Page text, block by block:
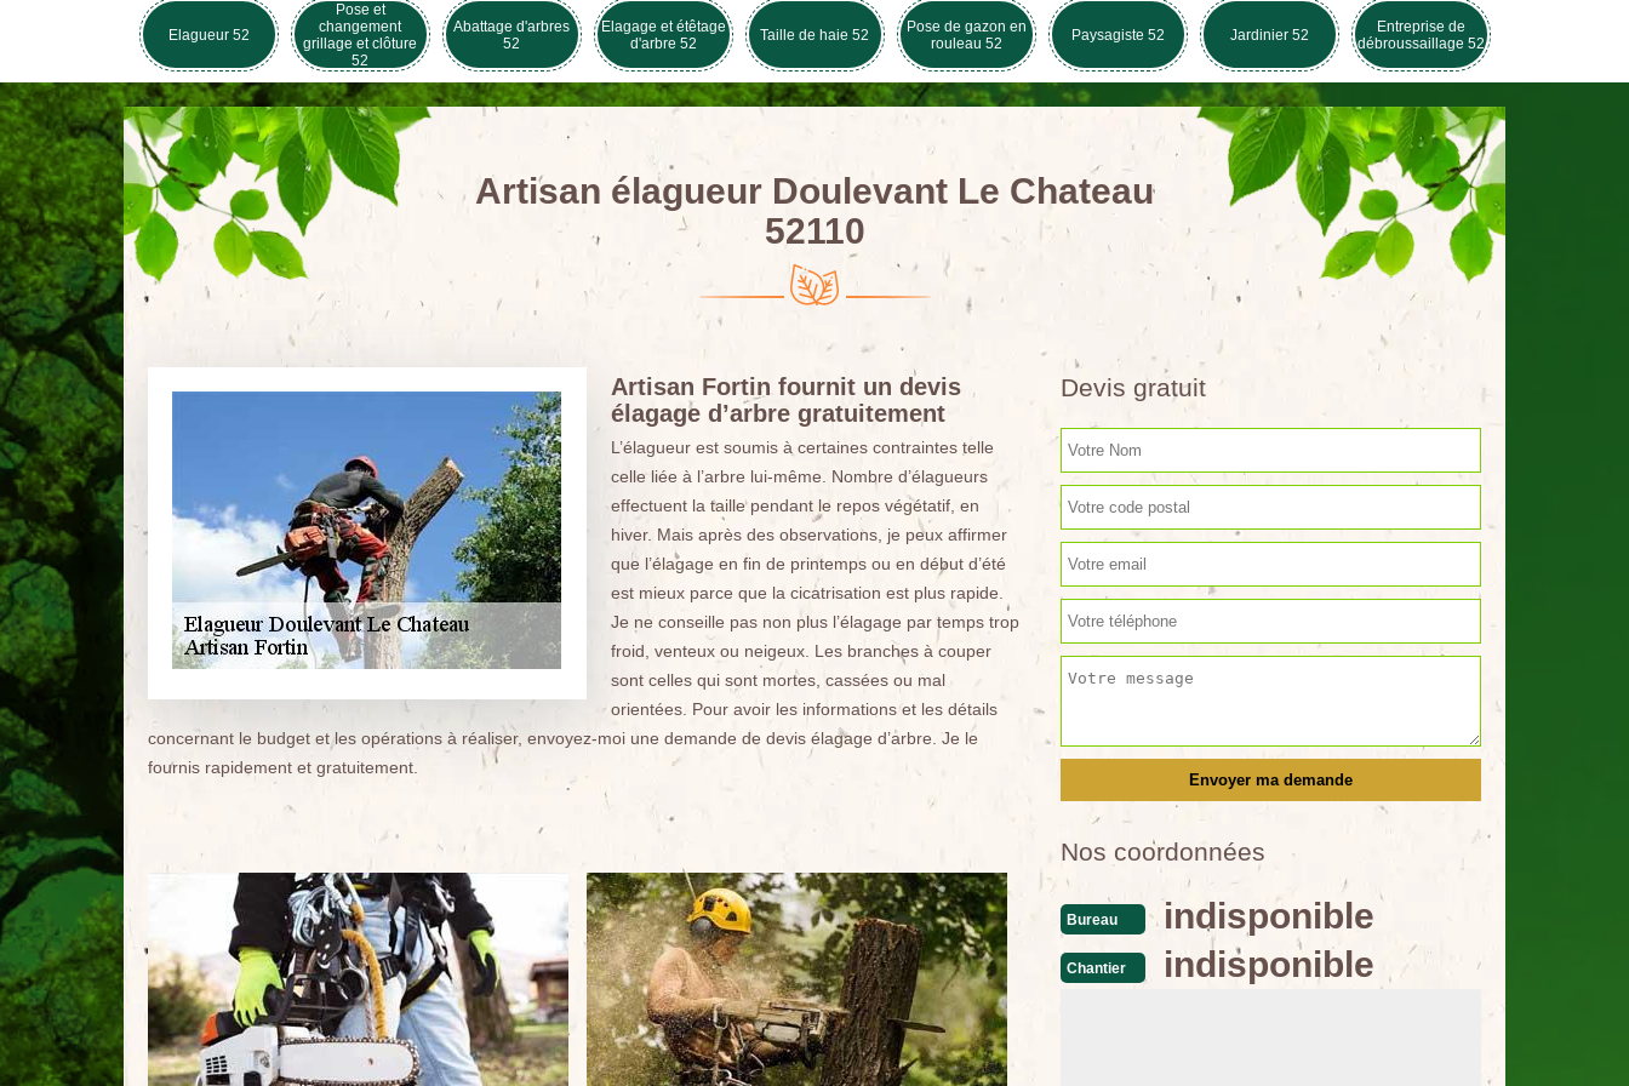
Elagueur 52
Pose et
changement
grillage et clôture
52
Abattage d'arbres
52
Elagage et étêtage
d'arbre 52
Taille de haie 52
Pose de gazon en
rouleau 52
Paysagiste 52 Jardinier 52
Entreprise de
débroussaillage 52
Artisan élagueur Doulevant Le Chateau
52110
Artisan Fortin fournit un devis
élagage d’arbre gratuitement
L’élagueur est soumis à certaines contraintes telle
celle liée à l’arbre lui-même. Nombre d’élagueurs
effectuent la taille pendant le repos végétatif, en
hiver. Mais après des observations, je peux affirmer
que l’élagage en fin de printemps ou en début d’été
est mieux parce que la cicatrisation est plus rapide.
Je ne conseille pas non plus l’élagage par temps trop
froid, venteux ou neigeux. Les branches à couper
sont celles qui sont mortes, cassées ou mal
orientées. Pour avoir les informations et les détails
concernant le budget et les opérations à réaliser, envoyez-moi une demande de devis élagage d’arbre. Je le
fournis rapidement et gratuitement.
Devis gratuit
Nos coordonnées
Bureau indisponible
Chantier indisponible